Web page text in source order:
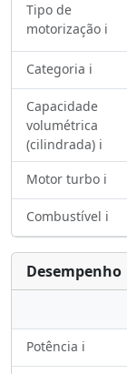
Tipo de
motorização ℹ️
Categoria ℹ️
Capacidade
volumétrica
(cilindrada) ℹ️
Motor turbo ℹ️
Combustível ℹ️
Desempenho
Potência ℹ️